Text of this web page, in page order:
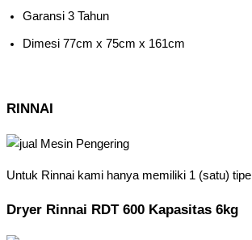
Garansi 3 Tahun
Dimesi 77cm x 75cm x 161cm
RINNAI
Untuk Rinnai kami hanya memiliki 1 (satu) tipe
Dryer Rinnai RDT 600 Kapasitas 6kg